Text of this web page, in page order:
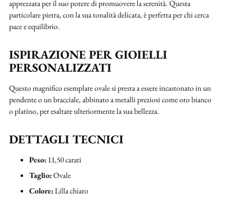
apprezzata per il suo potere di promuovere la serenità. Questa
particolare pietra, con la sua tonalità delicata, è perfetta per chi cerca
pace e equilibrio.
ISPIRAZIONE PER GIOIELLI
PERSONALIZZATI
Questo magnifico esemplare ovale si presta a essere incastonato in un
pendente o un bracciale, abbinato a metalli preziosi come oro bianco
o platino, per esaltare ulteriormente la sua bellezza.
DETTAGLI TECNICI
Peso:11,50 carati
Taglio:Ovale
Colore:Lilla chiaro